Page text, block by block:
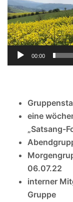
00:00
eine
„Satsang-
06.07.22
interner
Gruppe